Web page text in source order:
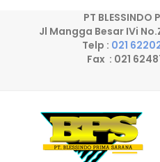
PT BLESSINDO
Jl Mangga Besar IVi
Telp : 021
Fax : 021